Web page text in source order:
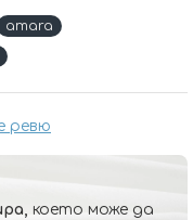
ревю
amara
което може да